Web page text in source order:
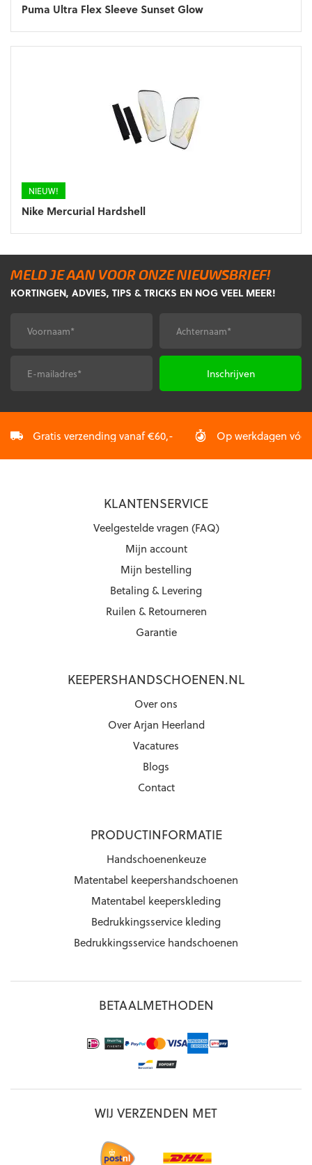
Puma Ultra Flex Sleeve Sunset Glow
NIEUW!
Nike Mercurial Hardshell
MELD JE AAN VOOR ONZE NIEUWSBRIEF!
KORTINGEN, ADVIES, TIPS & TRICKS EN NOG VEEL MEER!
Voornaam* Achternaam*
Gratis verzending vanaf €60,- Op werkdagen
KLANTENSERVICE
Veelgestelde vragen (FAQ)
Mijn account
Mijn bestelling
Betaling & Levering
Ruilen & Retourneren
Garantie
KEEPERSHANDSCHOENEN.NL
Over ons
Over Arjan Heerland
Vacatures
Blogs
Contact
PRODUCTINFORMATIE
Handschoenenkeuze
Matentabel keepershandschoenen
Matentabel keeperskleding
Bedrukkingsservice kleding
Bedrukkingsservice handschoenen
BETAALMETHODEN
WIJ VERZENDEN MET